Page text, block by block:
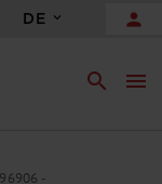
DE person
search menu
-